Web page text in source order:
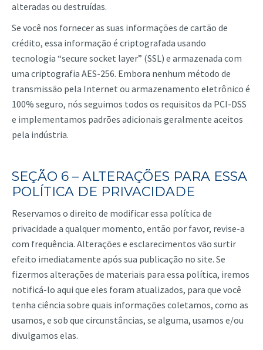
alteradas ou destruídas.
Se você nos fornecer as suas informações de cartão de
crédito, essa informação é criptografada usando
tecnologia “secure socket layer” (SSL) e armazenada com
uma criptografia AES-256. Embora nenhum método de
transmissão pela Internet ou armazenamento eletrônico é
100% seguro, nós seguimos todos os requisitos da PCI-DSS
e implementamos padrões adicionais geralmente aceitos
pela indústria.
SEÇÃO 6 – ALTERAÇÕES PARA ESSA
POLÍTICA DE PRIVACIDADE
Reservamos o direito de modificar essa política de
privacidade a qualquer momento, então por favor, revise-a
com frequência. Alterações e esclarecimentos vão surtir
efeito imediatamente após sua publicação no site. Se
fizermos alterações de materiais para essa política, iremos
notificá-lo aqui que eles foram atualizados, para que você
tenha ciência sobre quais informações coletamos, como as
usamos, e sob que circunstâncias, se alguma, usamos e/ou
divulgamos elas.